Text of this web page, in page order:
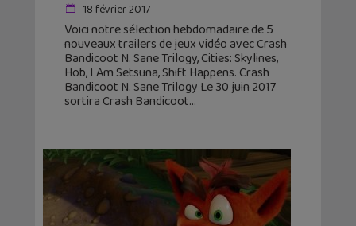
18 février 2017
Voici notre sélection hebdomadaire de 5
nouveaux trailers de jeux vidéo avec Crash
Bandicoot N. Sane Trilogy, Cities: Skylines,
Hob, I Am Setsuna, Shift Happens. Crash
Bandicoot N. Sane Trilogy Le 30 juin 2017
sortira Crash Bandicoot